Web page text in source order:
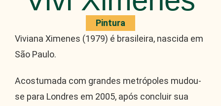
Pintura
Viviana Ximenes (1979) é brasileira, nascida em
São Paulo.
Acostumada com grandes metrópoles mudou-
se para Londres em 2005, após concluir sua